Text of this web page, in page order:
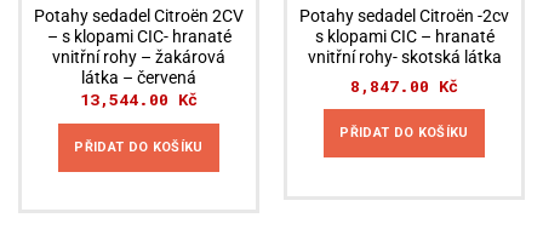
Potahy sedadel Citroën 2CV
– s klopami CIC- hranaté
vnitřní rohy – žakárová
látka – červená
13,544.00 Kč
PŘIDAT DO KOŠÍKU
Potahy sedadel Citroën -2cv
s klopami CIC – hranaté
vnitřní rohy- skotská látka
8,847.00 Kč
PŘIDAT DO KOŠÍKU